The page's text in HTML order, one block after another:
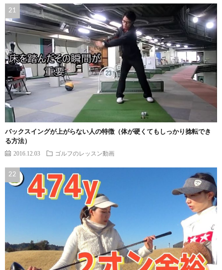
バックスイングが上がらない人の特徴（体が硬くてもしっかり捻転でき
る方法）
2016.12.03 ゴルフのレッスン動画